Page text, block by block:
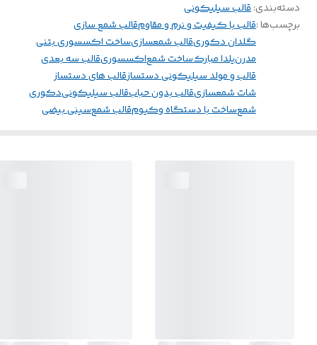
دسته‌بندی:قالب سیلیکونی
برچسب‌ها :قالب با کیفیت و نرم و مقاومقالب شمع سازی
گلدان دکوریقالب شمعسازیساخت اکسسوری بتنی
مدرنیلدا مبارکساخت شمعاکسسوریقالب سه بعدی
قالب و مولد سیلیکونی دستسازقالب های دستساز
شات شمعسازیقالب بدون حبابقالب سیلیکونیدکوری
شمعساخت با دستگاه وکیومقالب شمعسینی بیضی